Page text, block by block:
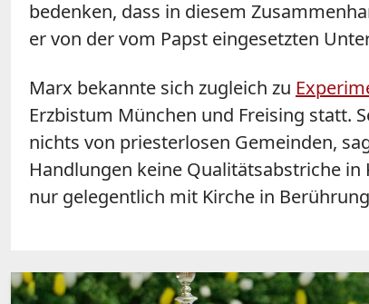
bedenken, dass in diesem
er von der vom Papst eingesetzten
Marx bekannte sich zugleich zu
Erzbistum München und Freising statt.
nichts von priesterlosen Gemeinden,
Handlungen keine Qualitätsabstriche
nur gelegentlich mit Kirche in